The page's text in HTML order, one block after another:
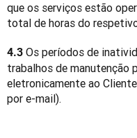
que os serviços estão
total de horas do
4.3 Os períodos de
trabalhos de manutenção
eletronicamente ao
por e-mail).